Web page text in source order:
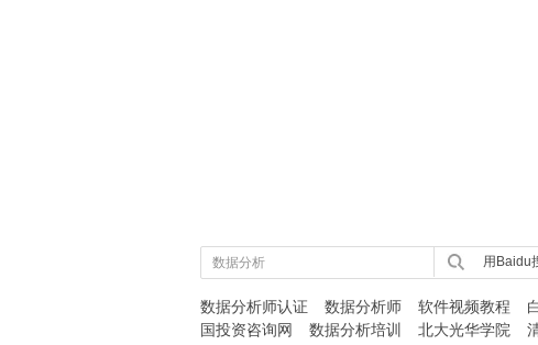
用Baidu
数据分析师认证 数据分析师 软件视频教程
国投资咨询网
数据分析培训 北大光华学院